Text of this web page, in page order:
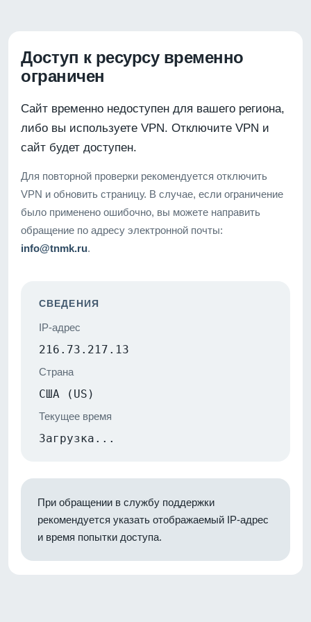
Доступ к ресурсу временно
ограничен
Сайт временно недоступен для вашего региона,
либо вы используете VPN. Отключите VPN и
сайт будет доступен.
Для повторной проверки рекомендуется отключить
VPN и обновить страницу. В случае, если ограничение
было применено ошибочно, вы можете направить
обращение по адресу электронной почты:
info@tnmk.ru.
СВЕДЕНИЯ
IP-адрес
216.73.217.13
Страна
США (US)
Текущее время
Загрузка...
При обращении в службу поддержки
рекомендуется указать отображаемый IP-адрес
и время попытки доступа.